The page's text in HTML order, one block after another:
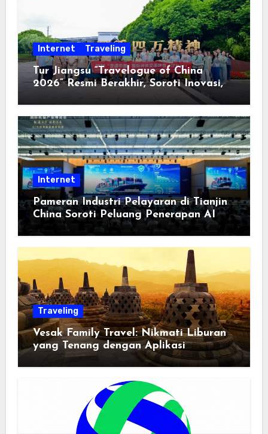
Internet Traveling
Tur Jiangsu “Travelogue of China
2026” Resmi Berakhir, Soroti Inovasi,
Keterbukaan, dan Pembangunan
Berorientasi pada Masyarakat
Internet
Pameran Industri Pelayaran di Tianjin
China Soroti Peluang Penerapan AI
Traveling
Vesak Family Travel: Nikmati Liburan
yang Tenang dengan Aplikasi
Pemindai PDF